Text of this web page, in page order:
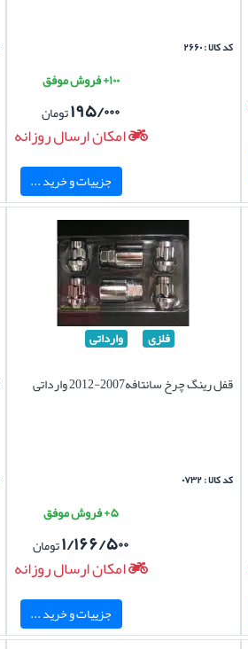
کد کالا : ۲۶۶۰
۱۰۰+ فروش موفق
۱۹۵/۰۰۰تومان
امکان ارسال روزانه
جزییات و خرید ...
فلزی وارداتی
قفل رینگ چرخ سانتافه2007-2012 وارداتی
کد کالا : ۰۷۳۲
۵+ فروش موفق
۱/۱۶۶/۵۰۰تومان
امکان ارسال روزانه
جزییات و خرید ...